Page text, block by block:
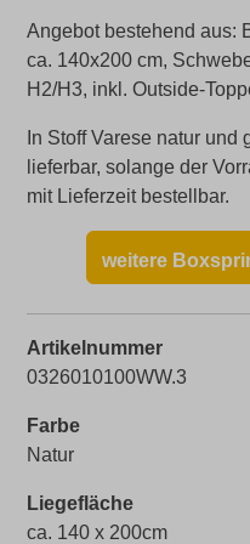
Angebot bestehend aus:
ca. 140x200 cm,
H2/H3, inkl. Outside-
In Stoff Varese natur
lieferbar, solange der
mit Lieferzeit bestellbar.
weitere
Artikelnummer
0326010100WW.3
Farbe
Natur
Liegefläche
ca. 140 x 200cm